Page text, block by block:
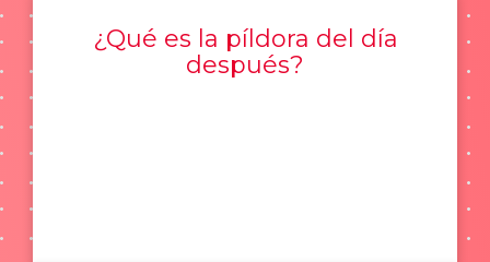
¿Qué es la píldora del día
después?